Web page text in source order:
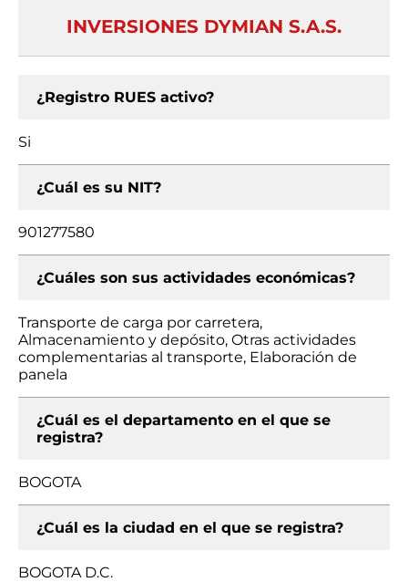
INVERSIONES DYMIAN S.A.S.
¿Registro RUES activo?
Si
¿Cuál es su NIT?
901277580
¿Cuáles son sus actividades económicas?
Transporte de carga por carretera,
Almacenamiento y depósito, Otras actividades
complementarias al transporte, Elaboración de
panela
¿Cuál es el departamento en el que se
registra?
BOGOTA
¿Cuál es la ciudad en el que se registra?
BOGOTA D.C.